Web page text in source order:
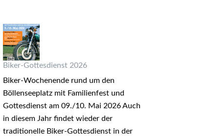
Biker-Gottesdienst 2026
Biker-Wochenende rund um den
Böllenseeplatz mit Familienfest und
Gottesdienst am 09./10. Mai 2026 Auch
in diesem Jahr findet wieder der
traditionelle Biker-Gottesdienst in der